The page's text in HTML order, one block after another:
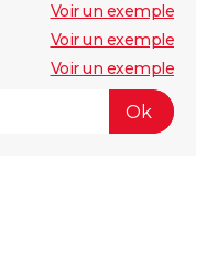
Voir un exemple
Voir un exemple
Voir un exemple